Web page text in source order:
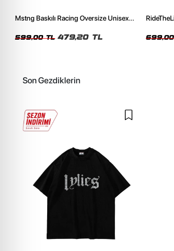
Mstng Baskılı Racing Oversize Unisex
599,00 TL 479,20 TL
Son Gezdiklerin